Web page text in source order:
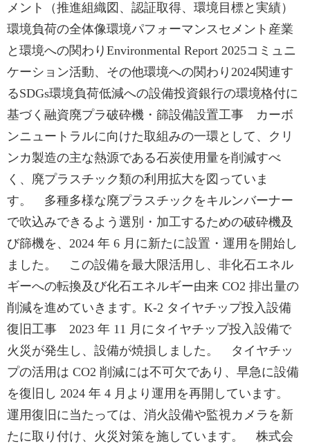
メント（推進組織図、認証取得、環境目標と実績）
環境負荷の全体像環境パフォーマンスセメント産業
と環境への関わりEnvironmental Report 2025コミュニ
ケーション活動、その他環境への関わり2024関連す
るSDGs環境負荷低減への設備投資銀行の環境格付に
基づく融資廃プラ破砕機・篩設備設置工事 カーボ
ンニュートラルに向けた取組みの一環として、クリ
ンカ製造の主な熱源である石炭使用量を削減すべ
く、廃プラスチック類の利用拡大を図っていま
す。 多種多様な廃プラスチックをキルンバーナー
で吹込みできるよう選別・加工するための破砕機及
び篩機を、2024 年 6 月に新たに設置・運用を開始し
ました。 この設備を最大限活用し、非化石エネル
ギーへの転換及び化石エネルギー由来 CO2 排出量の
削減を進めていきます。K-2 タイヤチップ投入設備
復旧工事 2023 年 11 月にタイヤチップ投入設備で
火災が発生し、設備が焼損しました。 タイヤチッ
プの活用は CO2 削減には不可欠であり、早急に設備
を復旧し 2024 年 4 月より運用を再開しています。
運用復旧に当たっては、消火設備や監視カメラを新
たに取り付け、火災対策を施しています。 株式会